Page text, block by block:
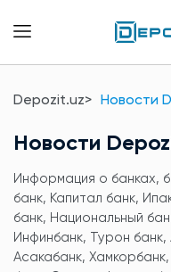
Depozit.uz Новости
Новости
Информация о банках,
банк, Капитал банк,
банк, Национальный
Инфинбанк, Турон банк,
Асакабанк,